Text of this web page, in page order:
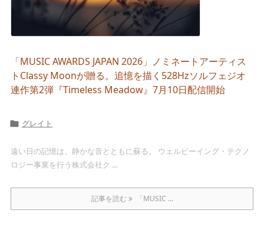
「MUSIC AWARDS JAPAN 2026」ノミネートアーティス
トClassy Moonが贈る。追憶を描く528Hzソルフェジオ
連作第2弾『Timeless Meadow』7月10日配信開始
 グレイト
遠い日の記憶は、静かな音とともに蘇る。 ウェルビーイング・テクノ
ロジー事業を行う株式会社ク ...
記事を読む 「MUSIC ...